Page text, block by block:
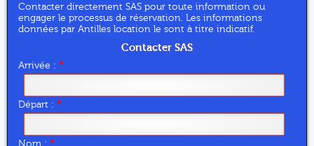
Contacter directement SAS pour toute information ou
engager le processus de réservation. Les informations
données par Antilles location le sont à titre indicatif.
Contacter SAS
Arrivée : *
Départ : *